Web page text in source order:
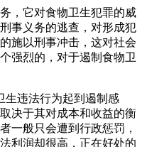
它对食物卫生犯罪的威
事义务的逃查，对形成犯
施以刑事冲击，这对社会
强烈的，对于遏制食物卫
违法行为起到遏制感
决于其对成本和收益的衡
一般只会遭到行政惩罚，
利润却很高，正在好处的